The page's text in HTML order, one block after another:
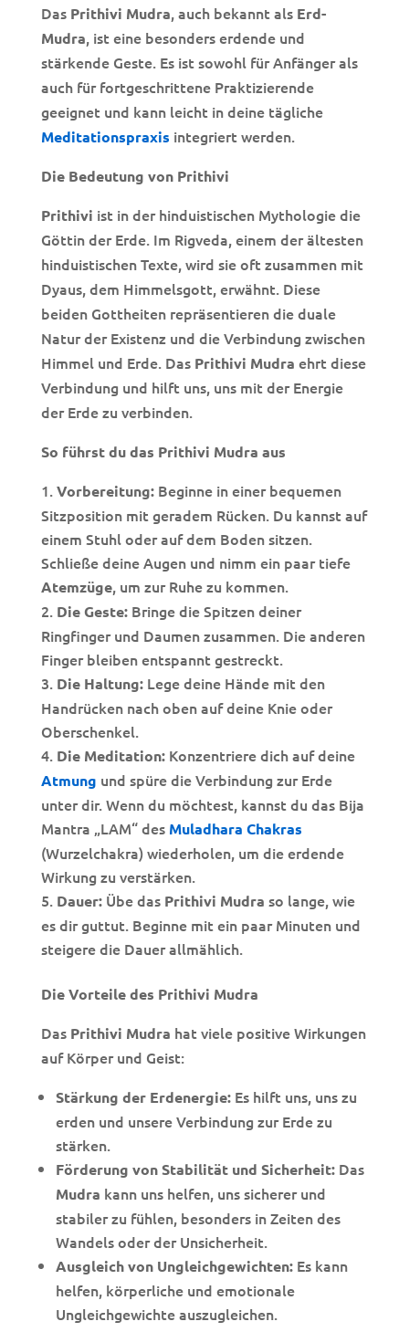
Das Prithivi Mudra, auch bekannt als Erd-
Mudra, ist eine besonders erdende und
stärkende Geste. Es ist sowohl für Anfänger als
auch für fortgeschrittene Praktizierende
geeignet und kann leicht in deine tägliche
Meditationspraxis integriert werden.
Die Bedeutung von Prithivi
Prithivi ist in der hinduistischen Mythologie die
Göttin der Erde. Im Rigveda, einem der ältesten
hinduistischen Texte, wird sie oft zusammen mit
Dyaus, dem Himmelsgott, erwähnt. Diese
beiden Gottheiten repräsentieren die duale
Natur der Existenz und die Verbindung zwischen
Himmel und Erde. Das Prithivi Mudra ehrt diese
Verbindung und hilft uns, uns mit der Energie
der Erde zu verbinden.
So führst du das Prithivi Mudra aus
Vorbereitung:Beginne in einer bequemen
Sitzposition mit geradem Rücken. Du kannst auf
einem Stuhl oder auf dem Boden sitzen.
Schließe deine Augen und nimm ein paar tiefe
Atemzüge, um zur Ruhe zu kommen.
Die Geste:Bringe die Spitzen deiner
Ringfinger und Daumen zusammen. Die anderen
Finger bleiben entspannt gestreckt.
Die Haltung:Lege deine Hände mit den
Handrücken nach oben auf deine Knie oder
Oberschenkel.
Die Meditation:Konzentriere dich auf deine
Atmung und spüre die Verbindung zur Erde
unter dir. Wenn du möchtest, kannst du das Bija
Mantra „LAM“ des Muladhara Chakras
(Wurzelchakra) wiederholen, um die erdende
Wirkung zu verstärken.
Dauer:Übe das Prithivi Mudra so lange, wie
es dir guttut. Beginne mit ein paar Minuten und
steigere die Dauer allmählich.
Die Vorteile des Prithivi Mudra
Das Prithivi Mudra hat viele positive Wirkungen
auf Körper und Geist:
Stärkung der Erdenergie:Es hilft uns, uns zu
erden und unsere Verbindung zur Erde zu
stärken.
Förderung von Stabilität und Sicherheit:Das
Mudra kann uns helfen, uns sicherer und
stabiler zu fühlen, besonders in Zeiten des
Wandels oder der Unsicherheit.
Ausgleich von Ungleichgewichten:Es kann
helfen, körperliche und emotionale
Ungleichgewichte auszugleichen.